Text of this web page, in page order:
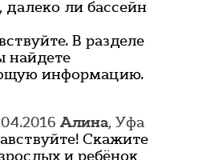
далеко ли бассейн
В разделе
найдете
информацию.
Алина, Уфа
Скажите
и ребёнок